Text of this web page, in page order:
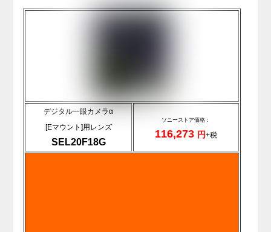
デジタル一眼カメラα
[Eマウント]用レンズ
SEL20F18G
ソニーストア価格：
116,273 円+税